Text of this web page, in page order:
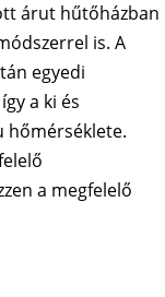
árut hűtőházban
is. A
egyedi
a ki és
hőmérséklete.
a megfelelő